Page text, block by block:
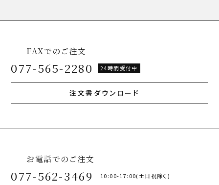
FAXでのご注文
077-565-2280 24時間受付中
注文書ダウンロード
お電話でのご注文
077-562-3469 10:00-17:00(土日祝除く)